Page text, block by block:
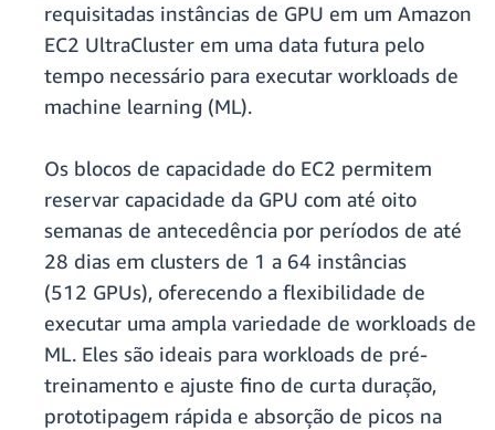
requisitadas instâncias de GPU em um Amazon
EC2 UltraCluster em uma data futura pelo
tempo necessário para executar workloads de
machine learning (ML).
Os blocos de capacidade do EC2 permitem
reservar capacidade da GPU com até oito
semanas de antecedência por períodos de até
28 dias em clusters de 1 a 64 instâncias
(512 GPUs), oferecendo a flexibilidade de
executar uma ampla variedade de workloads de
ML. Eles são ideais para workloads de pré-
treinamento e ajuste fino de curta duração,
prototipagem rápida e absorção de picos na